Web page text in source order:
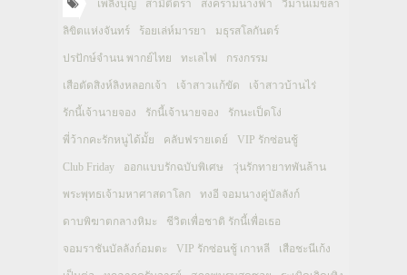
เพลิงบุญ สามีตีตรา สงครามนางฟ้า วิมานเมขลา
ลิขิตแห่งจันทร์ ร้อยเล่ห์มารยา มธุรสโลกันตร์
ปรปักษ์จำนน พากย์ไทย ทะเลไฟ กรงกรรม
เสือตัดสิงห์ลิงหลอกเจ้า เจ้าสาวแก้ขัด เจ้าสาวบ้านไร่
รักนี้เจ้านายจอง รักนี้เจ้านายจอง รักนะเป็ดโง่
พี่ว้ากคะรักหนูได้มั้ย คลับฟรายเดย์ VIP รักซ่อนชู้
Club Friday ออกแบบรักฉบับพิเศษ วุ่นรักทายาทพันล้าน
พระพุทธเจ้ามหาศาสดาโลก ทงอี จอมนางคู่บัลลังก์
ดาบพิฆาตกลางหิมะ ชีวิตเพื่อชาติ รักนี้เพื่อเธอ
จอมราชันบัลลังก์อมตะ VIP รักซ่อนชู้ เกาหลี เสือชะนีเก้ง